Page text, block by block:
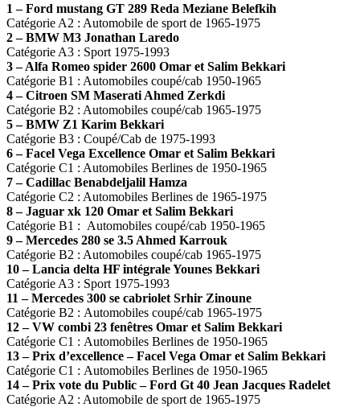
1 – Ford mustang GT 289 Reda Meziane Belefkih
Catégorie A2 : Automobile de sport de 1965-1975
2 – BMW M3 Jonathan Laredo
Catégorie A3 : Sport 1975-1993
3 – Alfa Romeo spider 2600 Omar et Salim Bekkari
Catégorie B1 : Automobiles coupé/cab 1950-1965
4 – Citroen SM Maserati Ahmed Zerkdi
Catégorie B2 : Automobiles coupé/cab 1965-1975
5 – BMW Z1 Karim Bekkari
Catégorie B3 : Coupé/Cab de 1975-1993
6 – Facel Vega Excellence Omar et Salim Bekkari
Catégorie C1 : Automobiles Berlines de 1950-1965
7 – Cadillac Benabdeljalil Hamza
Catégorie C2 : Automobiles Berlines de 1965-1975
8 – Jaguar xk 120 Omar et Salim Bekkari
Catégorie B1 : Automobiles coupé/cab 1950-1965
9 – Mercedes 280 se 3.5 Ahmed Karrouk
Catégorie B2 : Automobiles coupé/cab 1965-1975
10 – Lancia delta HF intégrale Younes Bekkari
Catégorie A3 : Sport 1975-1993
11 – Mercedes 300 se cabriolet Srhir Zinoune
Catégorie B2 : Automobiles coupé/cab 1965-1975
12 – VW combi 23 fenêtres Omar et Salim Bekkari
Catégorie C1 : Automobiles Berlines de 1950-1965
13 – Prix d’excellence – Facel Vega Omar et Salim Bekkari
Catégorie C1 : Automobiles Berlines de 1950-1965
14 – Prix vote du Public – Ford Gt 40 Jean Jacques Radelet
Catégorie A2 : Automobile de sport de 1965-1975